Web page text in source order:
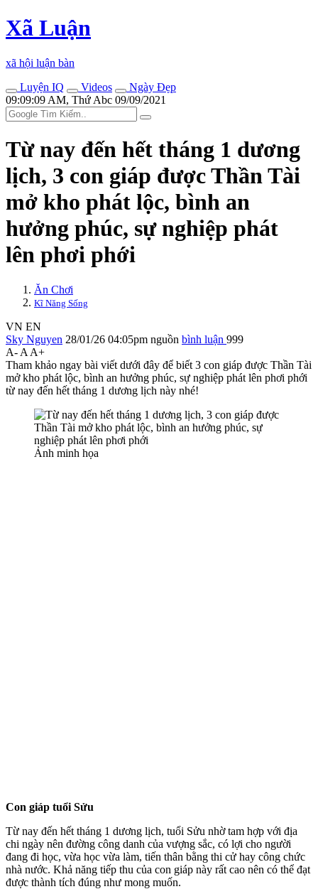
Xã Luận
xã hội luận bàn
Luyện IQ
Videos
Ngày Đẹp
09:09:09 AM, Thứ Abc 09/09/2021
Từ nay đến hết tháng 1 dương
lịch, 3 con giáp được Thần Tài
mở kho phát lộc, bình an
hưởng phúc, sự nghiệp phát
lên phơi phới
Ăn Chơi
Kĩ Năng Sống
VN EN
Sky Nguyen 28/01/26 04:05pm nguồn bình luận 999
A- A A+
Tham khảo ngay bài viết dưới đây để biết 3 con giáp được Thần Tài
mở kho phát lộc, bình an hưởng phúc, sự nghiệp phát lên phơi phới
từ nay đến hết tháng 1 dương lịch này nhé!
Ảnh minh họa
Con giáp tuổi Sửu
Từ nay đến hết tháng 1 dương lịch, tuổi Sửu nhờ tam hợp với địa
chi ngày nên đường công danh của vượng sắc, có lợi cho người
đang đi học, vừa học vừa làm, tiến thân bằng thi cử hay công chức
nhà nước. Khả năng tiếp thu của con giáp này rất cao nên có thể đạt
được thành tích đúng như mong muốn.